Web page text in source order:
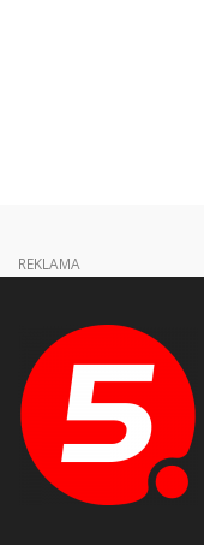
REKLAMA